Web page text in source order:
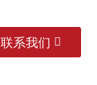
联系我们